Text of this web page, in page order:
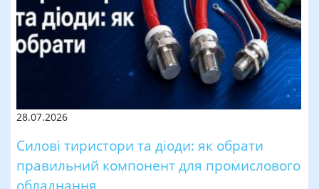
28.07.2026
Силові тиристори та діоди: як обрати
правильний компонент для промислового